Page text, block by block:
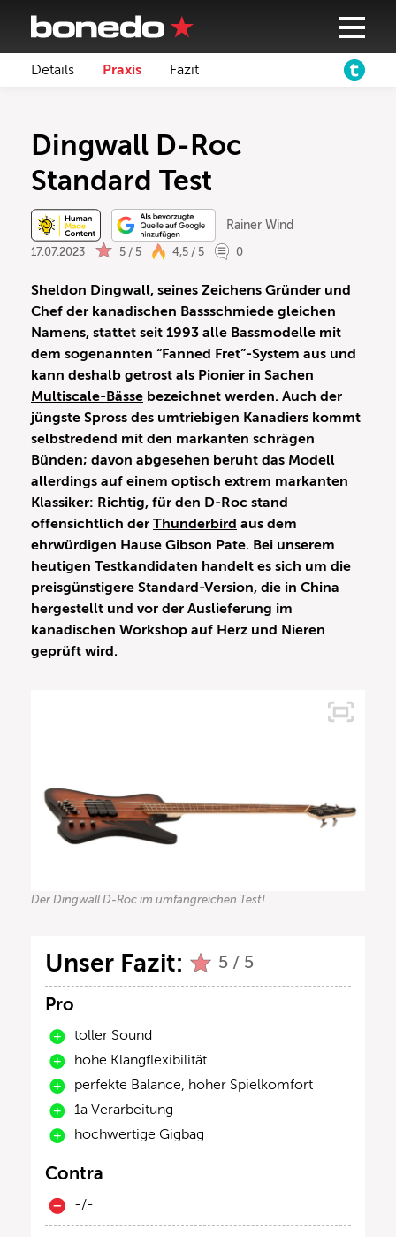
Details Praxis Fazit
Dingwall D-Roc
Standard Test
Rainer Wind
17.07.2023 5 / 5 4,5 / 5 0
Sheldon Dingwall, seines Zeichens Gründer und
Chef der kanadischen Bassschmiede gleichen
Namens, stattet seit 1993 alle Bassmodelle mit
dem sogenannten “Fanned Fret”-System aus und
kann deshalb getrost als Pionier in Sachen
Multiscale-Bässe bezeichnet werden. Auch der
jüngste Spross des umtriebigen Kanadiers kommt
selbstredend mit den markanten schrägen
Bünden; davon abgesehen beruht das Modell
allerdings auf einem optisch extrem markanten
Klassiker: Richtig, für den D-Roc stand
offensichtlich der Thunderbird aus dem
ehrwürdigen Hause Gibson Pate. Bei unserem
heutigen Testkandidaten handelt es sich um die
preisgünstigere Standard-Version, die in China
hergestellt und vor der Auslieferung im
kanadischen Workshop auf Herz und Nieren
geprüft wird.
Der Dingwall D-Roc im umfangreichen Test!
Unser Fazit: 5 / 5
Pro
toller Sound
hohe Klangflexibilität
perfekte Balance, hoher Spielkomfort
1a Verarbeitung
hochwertige Gigbag
Contra
-/-